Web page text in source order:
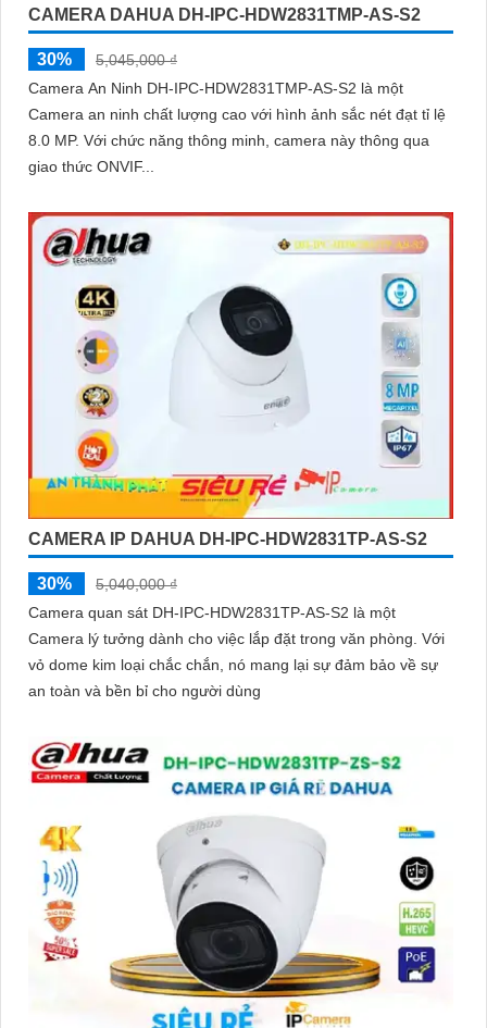
CAMERA DAHUA DH-IPC-HDW2831TMP-AS-S2
30%
5,045,000 ₫
Camera An Ninh DH-IPC-HDW2831TMP-AS-S2 là một
Camera an ninh chất lượng cao với hình ảnh sắc nét đạt tỉ lệ
8.0 MP. Với chức năng thông minh, camera này thông qua
giao thức ONVIF...
CAMERA IP DAHUA DH-IPC-HDW2831TP-AS-S2
30%
5,040,000 ₫
Camera quan sát DH-IPC-HDW2831TP-AS-S2 là một
Camera lý tưởng dành cho việc lắp đặt trong văn phòng. Với
vỏ dome kim loại chắc chắn, nó mang lại sự đảm bảo về sự
an toàn và bền bỉ cho người dùng